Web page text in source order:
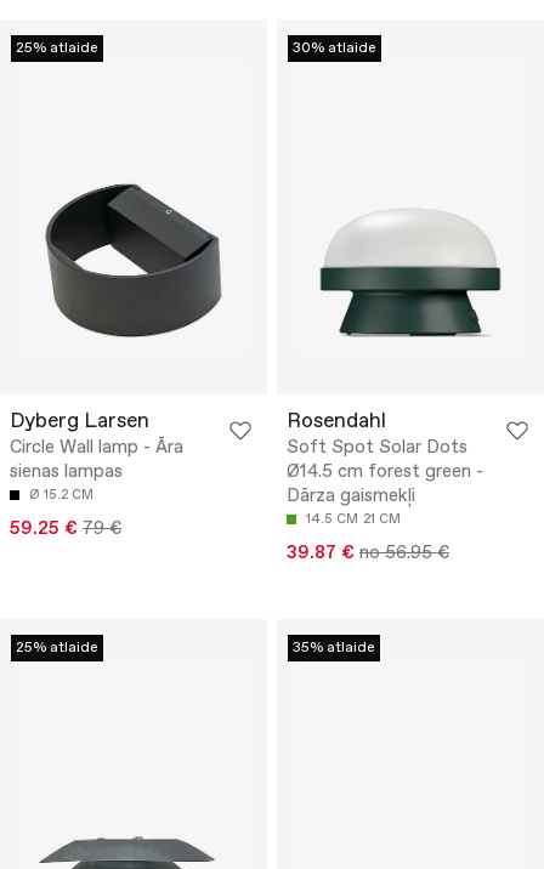
25% atlaide
Dyberg Larsen
Circle Wall lamp - Āra
sienas lampas
Ø 15.2 CM
59.25 € 79 €
30% atlaide
Rosendahl
Soft Spot Solar Dots
Ø14.5 cm forest green -
Dārza gaismekļi
14.5 CM 21 CM
39.87 € no 56.95 €
25% atlaide 35% atlaide